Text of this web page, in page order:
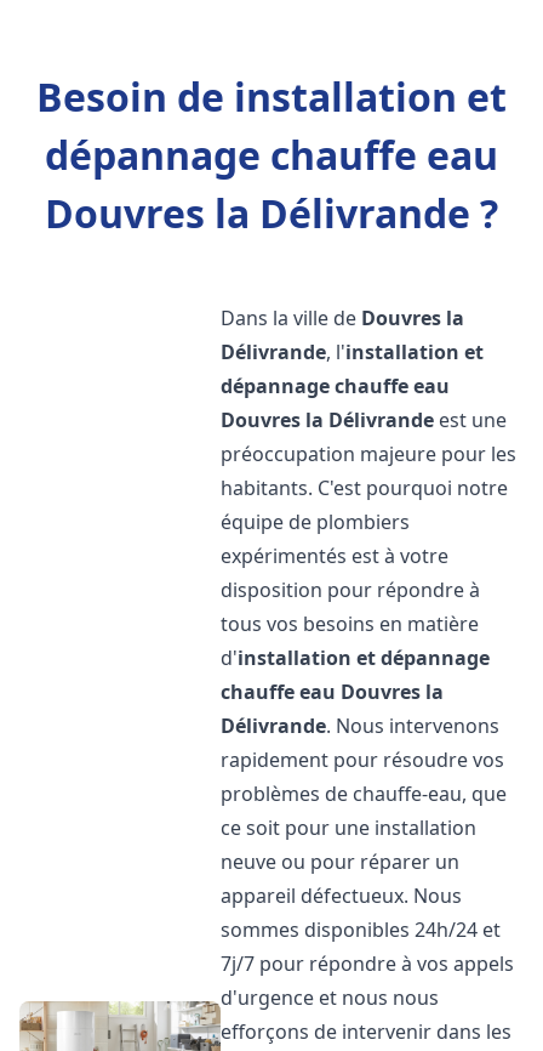
Besoin de installation et
dépannage chauffe eau
Douvres la Délivrande ?
Dans la ville de Douvres la
Délivrande, l'installation et
dépannage chauffe eau
Douvres la Délivrande est une
préoccupation majeure pour les
habitants. C'est pourquoi notre
équipe de plombiers
expérimentés est à votre
disposition pour répondre à
tous vos besoins en matière
d'installation et dépannage
chauffe eau Douvres la
Délivrande. Nous intervenons
rapidement pour résoudre vos
problèmes de chauffe-eau, que
ce soit pour une installation
neuve ou pour réparer un
appareil défectueux. Nous
sommes disponibles 24h/24 et
7j/7 pour répondre à vos appels
d'urgence et nous nous
efforçons de intervenir dans les